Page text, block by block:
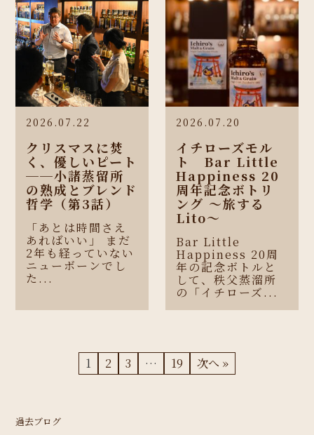
2026.07.22
クリスマスに焚
く、優しいピート
──小諸蒸留所
の熟成とブレンド
哲学（第3話）
「あとは時間さえ
あればいい」 まだ
2年も経っていない
ニューボーンでし
た...
2026.07.20
イチローズモル
ト Bar Little
Happiness 20
周年記念ボトリ
ング 〜旅する
Lito〜
Bar Little
Happiness 20周
年の記念ボトルと
して、秩父蒸溜所
の「イチローズ...
1 2 3 … 19 次へ »
過去ブログ